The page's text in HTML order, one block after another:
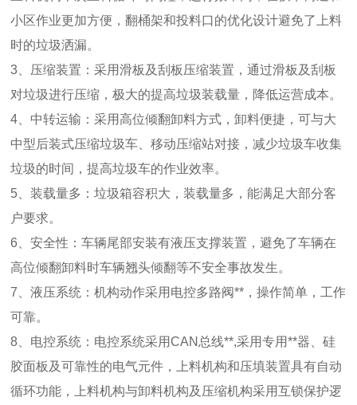
小区作业更加方便，翻桶架和投料口的优化设计避免了上料
时的垃圾洒漏。
3、压缩装置：采用滑板及刮板压缩装置，通过滑板及刮板
对垃圾进行压缩，极大的提高垃圾装载量，降低运营成本。
4、中转运输：采用高位倾翻卸料方式，卸料便捷，可与大
中型后装式压缩垃圾车、移动压缩站对接，减少垃圾车收集
垃圾的时间，提高垃圾车的作业效率。
5、装载量多：垃圾箱容积大，装载量多，能满足大部分客
户要求。
6、安全性：车辆尾部安装有液压支撑装置，避免了车辆在
高位倾翻卸料时车辆翘头倾翻等不安全事故发生。
7、液压系统：机构动作采用电控多路阀**，操作简单，工作
可靠。
8、电控系统：电控系统采用CAN总线**,采用专用**器、硅
胶面板及可靠性的电气元件，上料机构和压填装置具有自动
循环功能，上料机构与卸料机构及压缩机构采用互锁保护逻